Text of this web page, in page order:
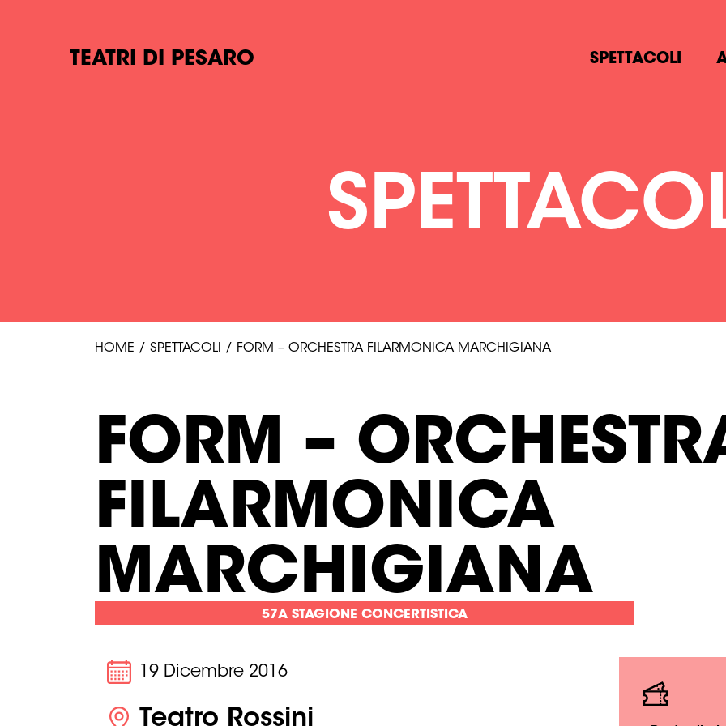
TEATRI DI PESARO SPETTACOLI
HOME / SPETTACOLI / FORM – ORCHESTRA FILARMONICA MARCHIGIANA
FORM –
FILARMONICA
MARCHIGIANA
57A STAGIONE CONCERTISTICA
19 Dicembre 2016
Teatro Rossini